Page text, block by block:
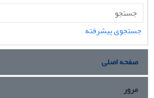
جستجوی پیشرفته
صفحه اصلی
مرور